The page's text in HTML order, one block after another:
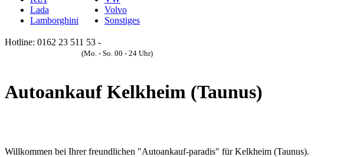
Lada
Lamborghini
Volvo
Sonstiges
Hotline: 0162 23 511 53 -
(Mo. - So. 00 - 24 Uhr)
Autoankauf Kelkheim (Taunus)
Willkommen bei Ihrer freundlichen "Autoankauf-paradis" für Kelkheim (Taunus).